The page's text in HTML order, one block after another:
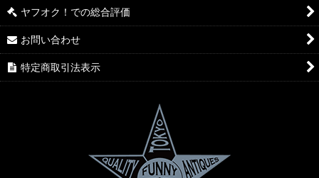
ヤフオク！での総合評価
お問い合わせ
特定商取引法表示